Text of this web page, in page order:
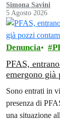
Simona Savini
5 Agosto 2026
Denuncia
PFAS,
emergono già
Sono entrati in
presenza di
una situazione